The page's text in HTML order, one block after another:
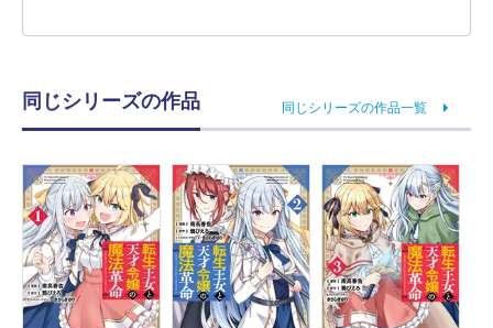
同じシリーズの作品 同じシリーズの作品一覧